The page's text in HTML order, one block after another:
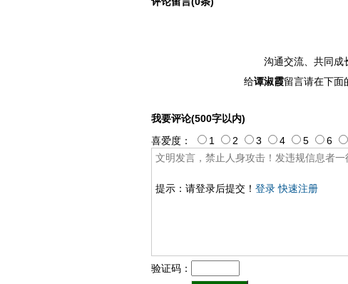
沟通交流、共同成
给谭淑霞留言请在下面
我要评论(500字以内)
提示：请登录后提交！ 登录 快速注册
喜爱度： 1 2 3 4 5 6
验证码：